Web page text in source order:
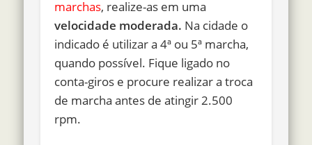
marchas, realize-as em uma
velocidade moderada. Na cidade o
indicado é utilizar a 4ª ou 5ª marcha,
quando possível. Fique ligado no
conta-giros e procure realizar a troca
de marcha antes de atingir 2.500
rpm.